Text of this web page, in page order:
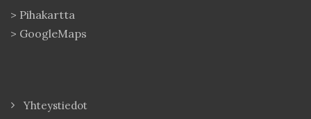
> Pihakartta
> GoogleMaps
Yhteystiedot